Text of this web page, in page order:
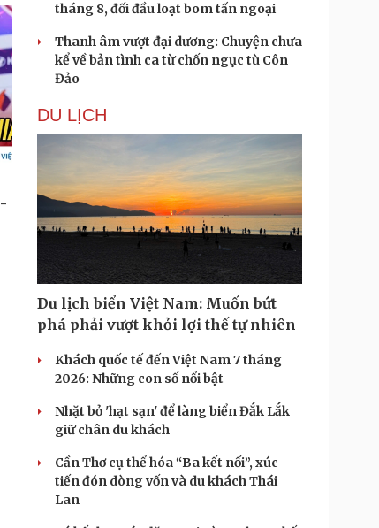
tháng 8, đối đầu loạt bom tấn ngoại
Thanh âm vượt đại dương: Chuyện chưa
kể về bản tình ca từ chốn ngục tù Côn
Đảo
DU LỊCH
Du lịch biển Việt Nam: Muốn bứt
phá phải vượt khỏi lợi thế tự nhiên
Khách quốc tế đến Việt Nam 7 tháng
2026: Những con số nổi bật
Nhặt bỏ 'hạt sạn' để làng biển Đắk Lắk
giữ chân du khách
Cần Thơ cụ thể hóa “Ba kết nối”, xúc
tiến đón dòng vốn và du khách Thái
Lan